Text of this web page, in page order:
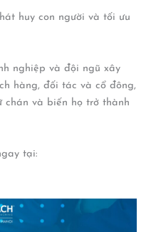
huy con người và tối ưu
nghiệp và đội ngũ xây
hàng, đối tác và cổ đông,
chán và biến họ trở thành
tại: